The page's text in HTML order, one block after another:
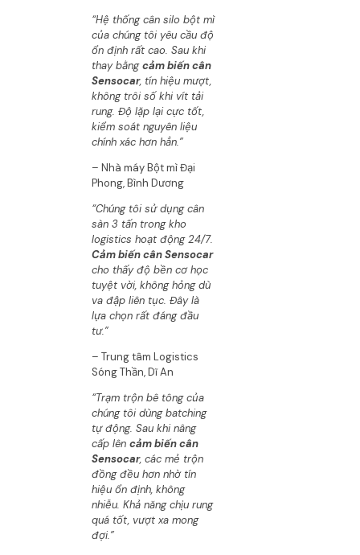
“Hệ thống cân silo bột mì
của chúng tôi yêu cầu độ
ổn định rất cao. Sau khi
thay bằngcảm biến cân
Sensocar, tín hiệu mượt,
không trôi số khi vít tải
rung. Độ lặp lại cực tốt,
kiểm soát nguyên liệu
chính xác hơn hẳn.”
– Nhà máy Bột mì Đại
Phong, Bình Dương
“Chúng tôi sử dụng cân
sàn 3 tấn trong kho
logistics hoạt động 24/7.
Cảm biến cân Sensocar
cho thấy độ bền cơ học
tuyệt vời, không hỏng dù
va đập liên tục. Đây là
lựa chọn rất đáng đầu
tư.”
– Trung tâm Logistics
Sóng Thần, Dĩ An
“Trạm trộn bê tông của
chúng tôi dùng batching
tự động. Sau khi nâng
cấp lên cảm biến cân
Sensocar, các mẻ trộn
đồng đều hơn nhờ tín
hiệu ổn định, không
nhiễu. Khả năng chịu rung
quá tốt, vượt xa mong
đợi.”